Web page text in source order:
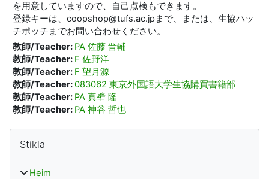
を用意していますので、自己点検もできます。
登録キーは、coopshop@tufs.ac.jpまで、または、生協ハッ
チポッチまでお問い合わせください。
教師/Teacher: PA 佐藤 晋輔
教師/Teacher: F 佐野洋
教師/Teacher: F 望月源
教師/Teacher:083062 東京外国語大学生協購買書籍部
教師/Teacher: PA 真壁 隆
教師/Teacher: PA 神谷 哲也
Kubbar
Stikla
Heim